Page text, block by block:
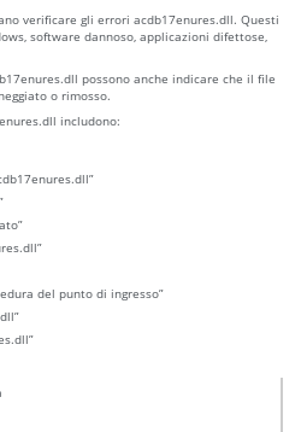
verificare gli errori acdb17enures.dll. Questi
software dannoso, applicazioni difettose,
possono anche indicare che il file
o rimosso.
includono:
del punto di ingresso”